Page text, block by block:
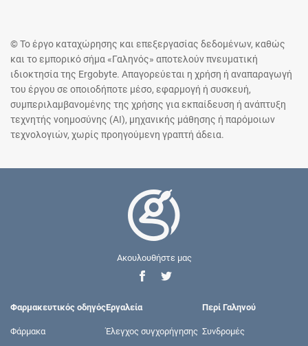
© Το έργο καταχώρησης και επεξεργασίας δεδομένων, καθώς
και το εμπορικό σήμα «Γαληνός» αποτελούν πνευματική
ιδιοκτησία της Ergobyte. Απαγορεύεται η χρήση ή αναπαραγωγή
του έργου σε οποιοδήποτε μέσο, εφαρμογή ή συσκευή,
συμπεριλαμβανομένης της χρήσης για εκπαίδευση ή ανάπτυξη
τεχνητής νοημοσύνης (AI), μηχανικής μάθησης ή παρόμοιων
τεχνολογιών, χωρίς προηγούμενη γραπτή άδεια.
Ακουλουθήστε μας
Φαρμακευτικός οδηγός
Φάρμακα
Εργαλεία
Έλεγχος συγχορήγησης
Περί Γαληνού
Συνδρομές